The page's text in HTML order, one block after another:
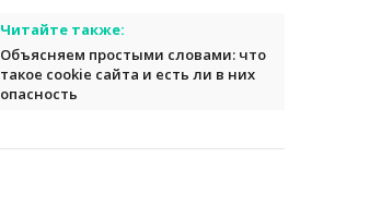
Читайте также:
Объясняем простыми словами: что
такое cookie сайта и есть ли в них
опасность